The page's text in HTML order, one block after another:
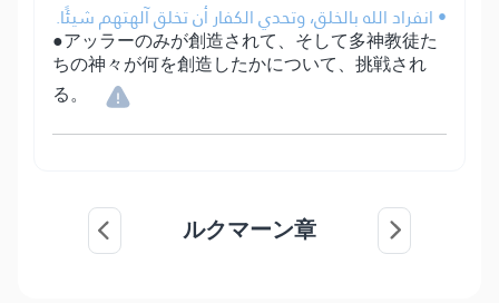
• انفراد الله بالخلق، وتحدي الكفار أن تخلق آلهتهم شيئًا.
●アッラーのみが創造されて、そして多神教徒た
ちの神々が何を創造したかについて、挑戦され
る。
ルクマーン章